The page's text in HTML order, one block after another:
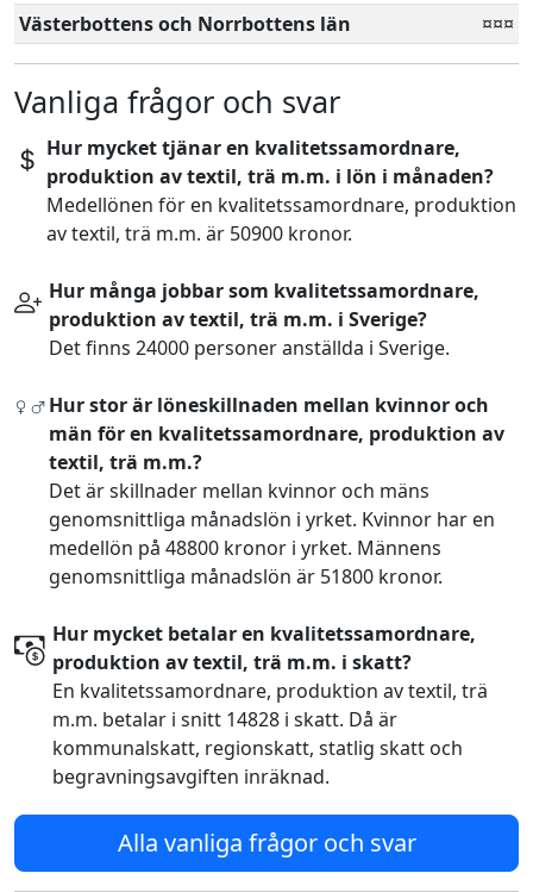
Västerbottens och Norrbottens län
¤¤¤
Vanliga frågor och svar
Hur mycket tjänar en kvalitetssamordnare,
produktion av textil, trä m.m. i lön i månaden?
Medellönen för en kvalitetssamordnare, produktion
av textil, trä m.m. är 50900 kronor.
Hur många jobbar som kvalitetssamordnare,
produktion av textil, trä m.m. i Sverige?
Det finns 24000 personer anställda i Sverige.
Hur stor är löneskillnaden mellan kvinnor och
män för en kvalitetssamordnare, produktion av
textil, trä m.m.?
Det är skillnader mellan kvinnor och mäns
genomsnittliga månadslön i yrket. Kvinnor har en
medellön på 48800 kronor i yrket. Männens
genomsnittliga månadslön är 51800 kronor.
Hur mycket betalar en kvalitetssamordnare,
produktion av textil, trä m.m. i skatt?
En kvalitetssamordnare, produktion av textil, trä
m.m. betalar i snitt 14828 i skatt. Då är
kommunalskatt, regionskatt, statlig skatt och
begravningsavgiften inräknad.
Alla vanliga frågor och svar